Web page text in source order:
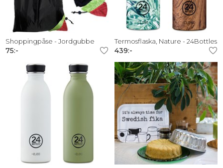
Shoppingpåse - Jordgubbe
75:-
Termosflaska, Nature - 24Bottles
439:-